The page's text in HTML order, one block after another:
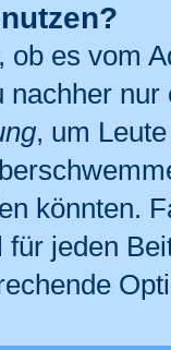
ob es vom
nachher
, um
könnten.
jeden